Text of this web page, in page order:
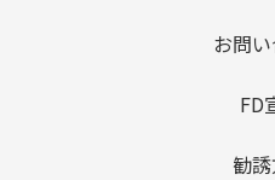
お問
FD
勧